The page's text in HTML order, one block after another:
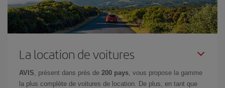
La location de voitures
AVIS , présent dans près de 200 pays , vous propose la gamme
la plus complète de voitures de location. De plus, en tant que